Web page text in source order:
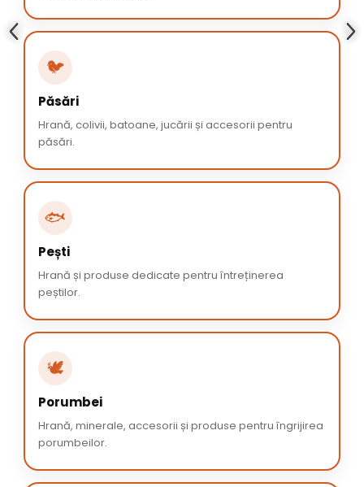
🐦
Păsări
Hrană, colivii, batoane, jucării și accesorii pentru
păsări.
🐟
Pești
Hrană și produse dedicate pentru întreținerea
peștilor.
🕊️
Porumbei
Hrană, minerale, accesorii și produse pentru îngrijirea
porumbeilor.